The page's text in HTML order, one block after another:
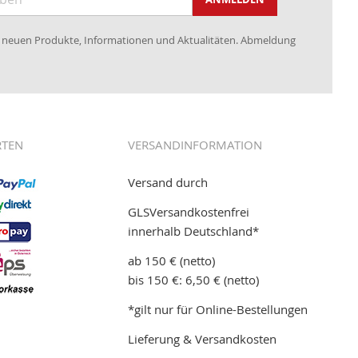
Produkte, Informationen und Aktualitäten. Abmeldung
VERSANDINFORMATION
Versand durch
GLSVersandkostenfrei
innerhalb Deutschland*
ab 150 € (netto)
bis 150 €: 6,50 € (netto)
*gilt nur für Online-Bestellungen
Lieferung & Versandkosten